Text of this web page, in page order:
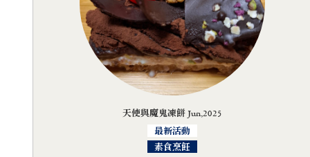
天使與魔鬼凍餅 Jun,2025
最新活動
素食烹飪